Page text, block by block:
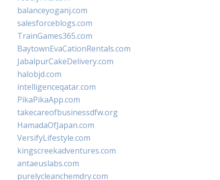
balanceyoganj.com
salesforceblogs.com
TrainGames365.com
BaytownEvaCationRentals.com
JabalpurCakeDelivery.com
halobjd.com
intelligenceqatar.com
PikaPikaApp.com
takecareofbusinessdfw.org
HamadaOfJapan.com
VersifyLifestyle.com
kingscreekadventures.com
antaeuslabs.com
purelycleanchemdry.com